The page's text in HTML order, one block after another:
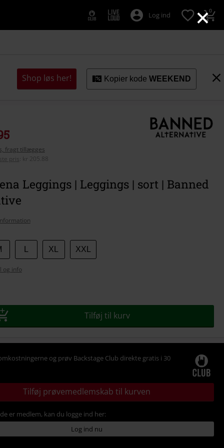
×
Log ind 0
Shop løs her! Kopier kode WEEKEND
fragt tillægges
pris
kr 205.88
Leggings | Leggings | sort | Banned
XL XXL
og info
Tilføj til kurv
og prøv Backstage Club direkte gratis i 30
Tilføj prøvemedlemskab til kurven
er medlem, kan du logge ind her:
Log ind nu